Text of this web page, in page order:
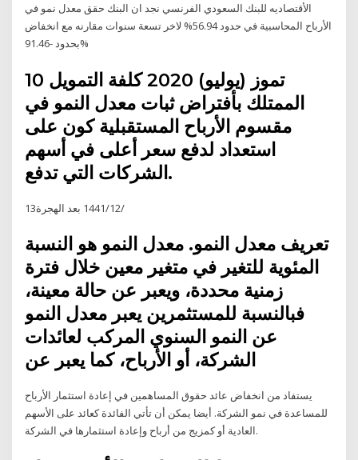
الأقتصاديه للبنك السعودي الفرنسي نجد ان البنك حقق معدل نمو في
الأرباح المحاسبية في حدود 56.94% لاخر تسعة سنوات مقارنه مع انخفاض
بحدود -91.46%
10 تموز (يوليو) 2020 كلفة التمويل
الممتلك بأفتراض ثبات معدل النمو في
مقسوم اﻷرباح المستقبلية كون على
استعداد لدفع سعر أعلى في أسهم
الشركات التي تدفع.
13‏‏/12‏‏/1441 بعد الهجرة
تعريف معدل النمو. معدل النمو هو النسبة
المئوية للتغير في متغير معين خلال فترة
زمنية محددة، ويعبر عن حالة معينة،
فبالنسبة للمستثمرين يعبر معدل النمو
عن النمو السنوي المركب لعائدات
الشركة، أو الأرباح، كما يعبر عن
يستفاد من انخفاض عائد حقوق المساهمين في إعادة استثمار الأرباح
للمساعدة في نمو الشركة. أيضا يمكن أن تأتي الفائدة كعائد على الأسهم
العادية أو كمزيج من أرباح وإعادة استثمارها في الشركة.